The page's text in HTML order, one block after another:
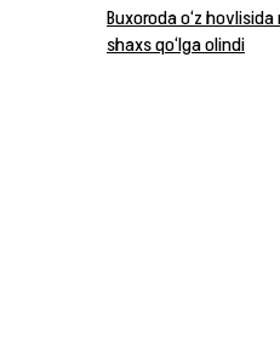
Buxoroda o‘z
shaxs qo‘lga olindi